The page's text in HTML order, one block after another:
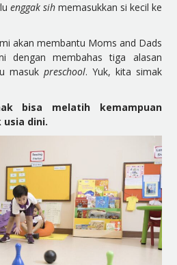
enggak sihmemasukkan si kecil ke
akan membantu Moms and Dads
dengan membahas tiga alasan
masuk preschool. Yuk, kita simak
bisa melatih kemampuan
dini.